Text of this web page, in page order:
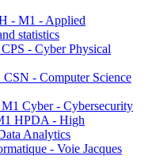
- M1 - Applied
statistics
- Cyber Physical
- Computer Science
Cyber - Cybersecurity
HPDA - High
Analytics
- Voie Jacques